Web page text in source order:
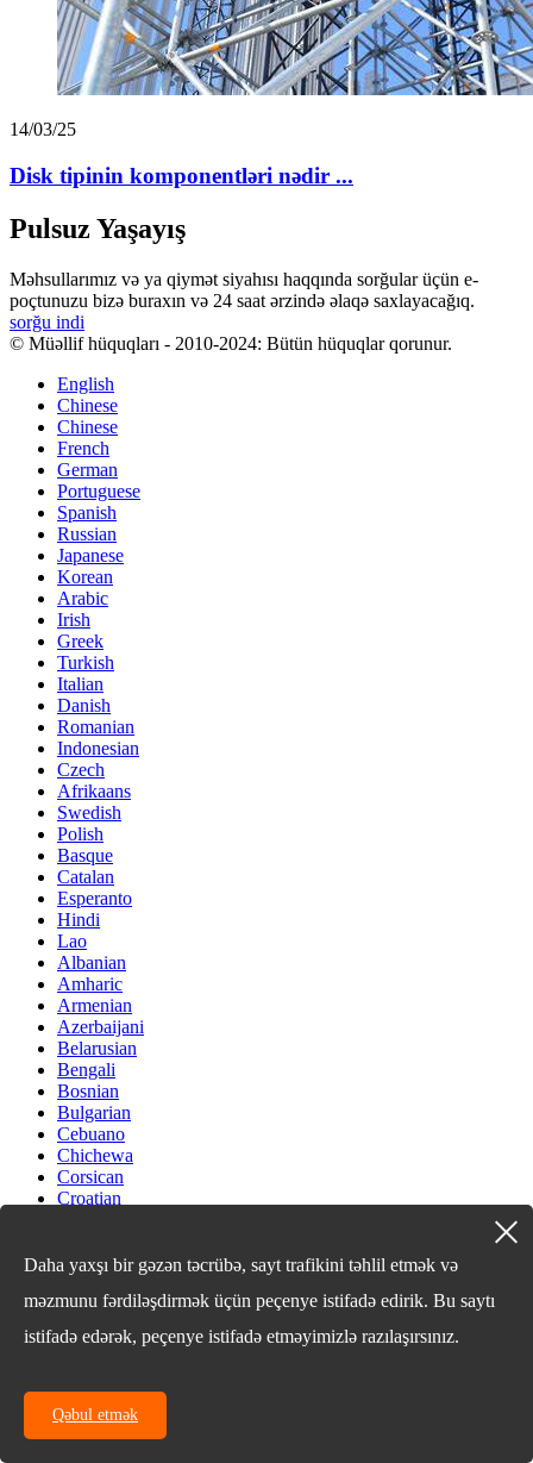
14/03/25
Disk tipinin komponentləri nədir ...
Pulsuz Yaşayış
Məhsullarımız və ya qiymət siyahısı haqqında sorğular üçün e-
poçtunuzu bizə buraxın və 24 saat ərzində əlaqə saxlayacağıq.
sorğu indi
© Müəllif hüquqları - 2010-2024: Bütün hüquqlar qorunur.
English
Chinese
Chinese
French
German
Portuguese
Spanish
Russian
Japanese
Korean
Arabic
Irish
Greek
Turkish
Italian
Danish
Romanian
Indonesian
Czech
Afrikaans
Swedish
Polish
Basque
Catalan
Esperanto
Hindi
Lao
Albanian
Amharic
Armenian
Azerbaijani
Belarusian
Bengali
Bosnian
Bulgarian
Cebuano
Chichewa
Corsican
Croatian
Filipino
Frisian
Galician
Georgian
Haitian
Hausa
Daha yaxşı bir gəzən təcrübə, sayt trafikini təhlil etmək və
məzmunu fərdiləşdirmək üçün peçenye istifadə edirik. Bu saytı
istifadə edərək, peçenye istifadə etməyimizlə razılaşırsınız.
Qəbul etmək